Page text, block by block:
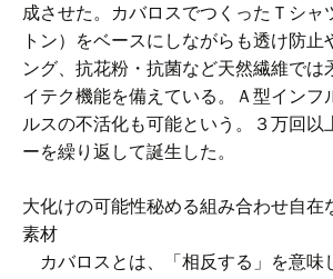
成させた。カバロスでつくったＴシャ
トン）をベースにしながらも透け防止
ング、抗花粉・抗菌など天然繊維では
イテク機能を備えている。Ａ型インフ
ルスの不活化も可能という。３万回以
ーを繰り返して誕生した。
大化けの可能性秘める組み合わせ自在
素材
カバロスとは、「相反する」を意味